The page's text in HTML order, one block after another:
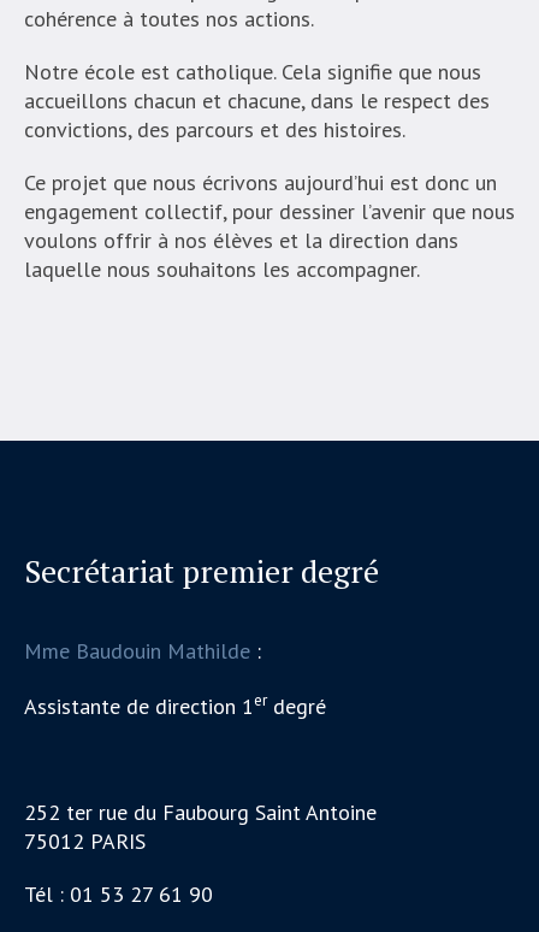
cohérence à toutes nos actions.
Notre école est catholique. Cela signifie que nous
accueillons chacun et chacune, dans le respect des
convictions, des parcours et des histoires.
Ce projet que nous écrivons aujourd’hui est donc un
engagement collectif, pour dessiner l’avenir que nous
voulons offrir à nos élèves et la direction dans
laquelle nous souhaitons les accompagner.
Secrétariat premier degré
Mme Baudouin Mathilde :
Assistante de direction 1erdegré
252 ter rue du Faubourg Saint Antoine
75012 PARIS
Tél : 01 53 27 61 90